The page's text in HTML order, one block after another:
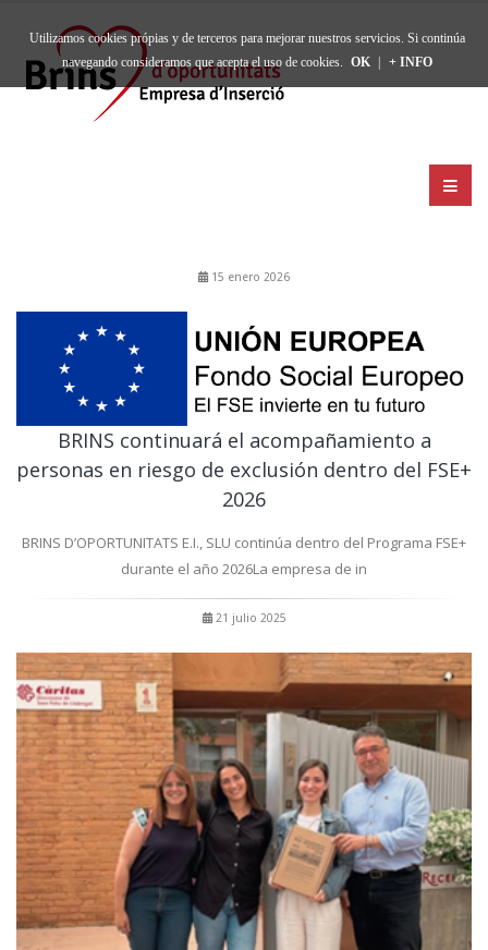
15 enero 2026
BRINS continuará el acompañamiento a
personas en riesgo de exclusión dentro del FSE+
2026
BRINS D’OPORTUNITATS E.I., SLU continúa dentro del Programa FSE+
durante el año 2026La empresa de in
21 julio 2025
Utilizamos cookies própias y de terceros para mejorar nuestros servicios. Si continúa
navegando consideramos que acepta el uso de cookies. OK + INFO